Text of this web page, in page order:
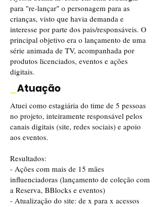
para "re-lançar" o personagem para as
crianças, visto que havia demanda e
interesse por parte dos pais/responsáveis. O
principal objetivo era o lançamento de uma
série animada de TV, acompanhada por
produtos licenciados, eventos e ações
digitais.
Atuação
Atuei como estagiária do time de 5 pessoas
no projeto, inteiramente responsável pelos
canais digitais (site, redes sociais) e apoio
aos eventos.
Resultados:
- Ações com mais de 15 mães
influenciadoras (lançamento de coleção com
a Reserva, BBlocks e eventos)
- Atualização do site: de x para x acessos